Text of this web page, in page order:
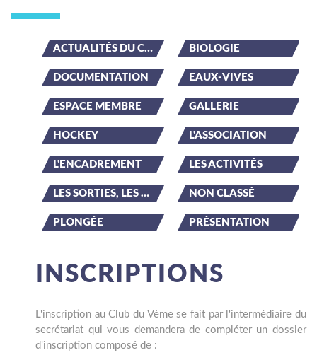
ACTUALITÉS DU CLUB BIOLOGIE
DOCUMENTATION EAUX-VIVES
ESPACE MEMBRE GALLERIE
HOCKEY L'ASSOCIATION
L'ENCADREMENT LES ACTIVITÉS
LES SORTIES, LES ÉVÉNEMENTS NON CLASSÉ
PLONGÉE PRÉSENTATION
INSCRIPTIONS
L'inscription au Club du Vème se fait par l'intermédiaire du
secrétariat qui vous demandera de compléter un dossier
d'inscription composé de :